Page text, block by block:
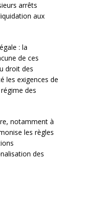
arrêts
aux
: la
de ces
droit des
les exigences de
des
notamment à
les règles
des